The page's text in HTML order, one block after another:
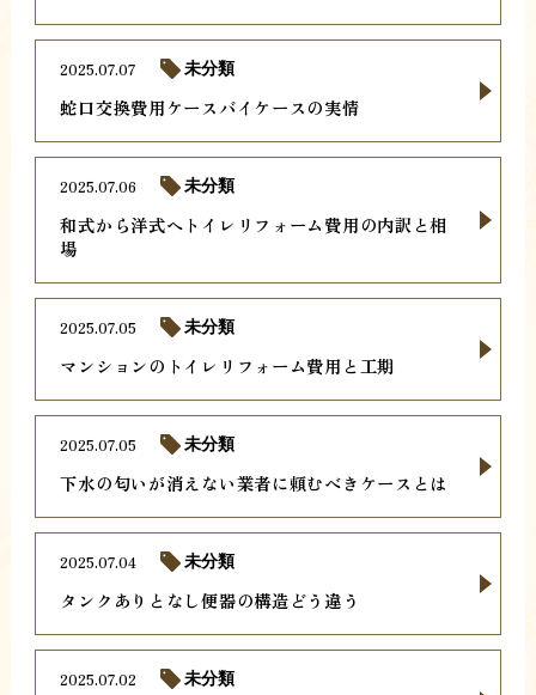
蛇口交換費用ケースバイケースの実情
2025.07.07 未分類
和式から洋式へトイレリフォーム費用の内訳と相
場
2025.07.06 未分類
マンションのトイレリフォーム費用と工期
2025.07.05 未分類
下水の匂いが消えない業者に頼むべきケースとは
2025.07.05 未分類
タンクありとなし便器の構造どう違う
2025.07.04 未分類
2025.07.02 未分類